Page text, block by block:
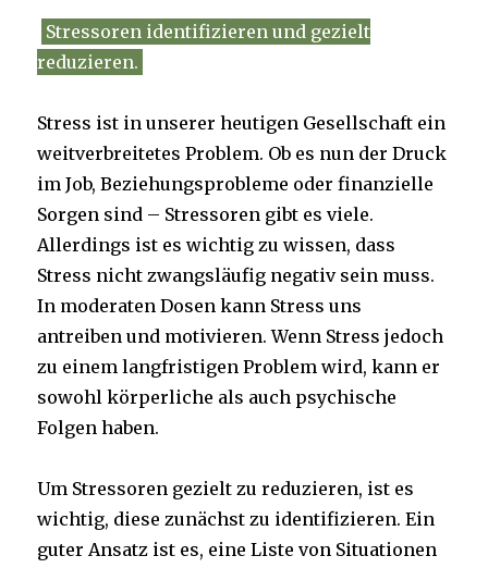
Stressoren identifizieren und gezielt
reduzieren.
Stress ist in unserer heutigen Gesellschaft ein
weitverbreitetes Problem. Ob es nun der Druck
im Job, Beziehungsprobleme oder finanzielle
Sorgen sind – Stressoren gibt es viele.
Allerdings ist es wichtig zu wissen, dass
Stress nicht zwangsläufig negativ sein muss.
In moderaten Dosen kann Stress uns
antreiben und motivieren. Wenn Stress jedoch
zu einem langfristigen Problem wird, kann er
sowohl körperliche als auch psychische
Folgen haben.
Um Stressoren gezielt zu reduzieren, ist es
wichtig, diese zunächst zu identifizieren. Ein
guter Ansatz ist es, eine Liste von Situationen